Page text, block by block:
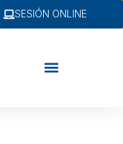
SESIÓN ONLINE